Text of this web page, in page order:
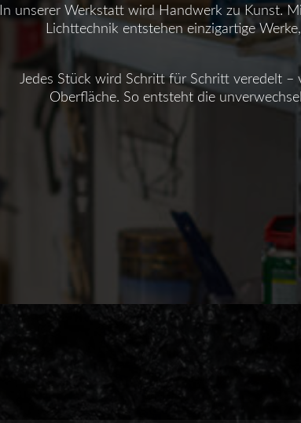
In unserer Werkstatt wird Handwerk zu Kunst.
Lichttechnik entstehen einzigartige
Jedes Stück wird Schritt für Schritt veredelt –
Oberfläche. So entsteht die